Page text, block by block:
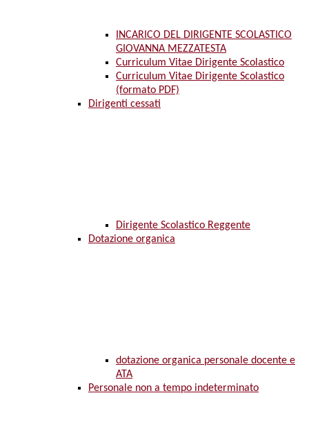
INCARICO DEL DIRIGENTE SCOLASTICO
GIOVANNA MEZZATESTA
Curriculum Vitae Dirigente Scolastico
Curriculum Vitae Dirigente Scolastico
(formato PDF)
Dirigenti cessati
Dirigente Scolastico Reggente
Dotazione organica
dotazione organica personale docente e
ATA
Personale non a tempo indeterminato